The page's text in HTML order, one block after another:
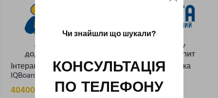
Інтерактивна дошка
IQBoard DVTQK 92″
40400,00
Інтерактивна дошка
IQBoard IRQK 82″
32000,00₴
Чи знайшли що шукали?
КОНСУЛЬТАЦІЯ
ПО ТЕЛЕФОНУ